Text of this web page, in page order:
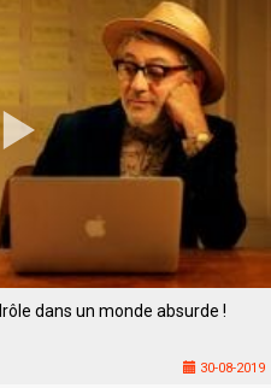
dans un monde absurde !
30-08-2019